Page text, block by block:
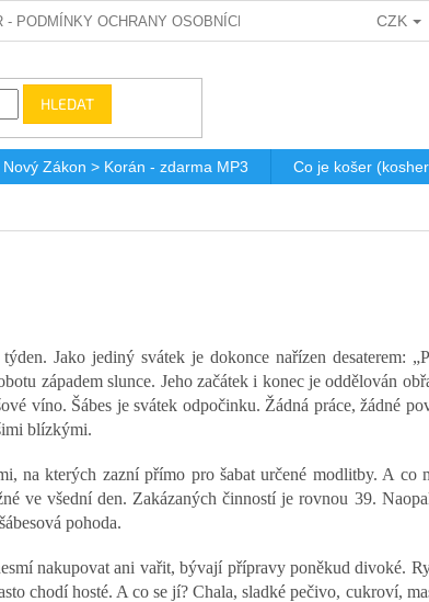
- PODMÍNKY OCHRANY OSOBNÍCH ÚDAJŮ DÁRKOVÉ
CZK
HLEDAT
Zákon > Korán - zdarma MP3 Co je košer
Jako jediný svátek je dokonce nařízen desaterem:
západem slunce. Jeho začátek i konec je oddělován
víno. Šábes je svátek odpočinku. Žádná práce, žádné
blízkými.
na kterých zazní přímo pro šabat určené modlitby. A co
ve všední den. Zakázaných činností je rovnou 39.
pohoda.
nakupovat ani vařit, bývají přípravy poněkud divoké.
chodí hosté. A co se jí? Chala, sladké pečivo, cukroví,